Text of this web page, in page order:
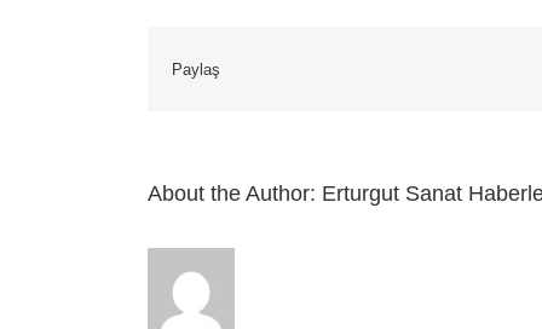
Paylaş
About the Author: Erturgut Sanat